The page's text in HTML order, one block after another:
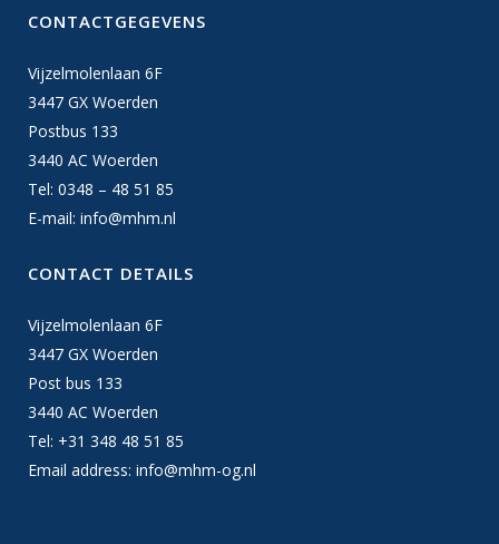
CONTACTGEGEVENS
Vijzelmolenlaan 6F
3447 GX Woerden
Postbus 133
3440 AC Woerden
Tel: 0348 – 48 51 85
E-mail: info@mhm.nl
CONTACT DETAILS
Vijzelmolenlaan 6F
3447 GX Woerden
Post bus 133
3440 AC Woerden
Tel: +31 348 48 51 85
Email address: info@mhm-og.nl